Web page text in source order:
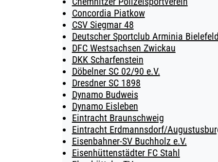
Concordia Piatkow
CSV Siegmar 48
Deutscher Sportclub Arminia
DFC Westsachsen Zwickau
DKK Scharfenstein
Döbelner SC 02/90 e.V.
Dresdner SC 1898
Dynamo Budweis
Dynamo Eisleben
Eintracht Braunschweig
Eintracht Erdmannsdorf/
Eisenbahner-SV Buchholz e.V.
Eisenhüttenstädter FC Stahl